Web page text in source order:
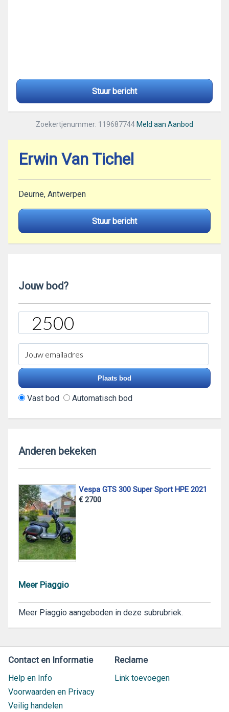
Stuur bericht
Zoekertjenummer: 119687744 Meld aan Aanbod
Erwin Van Tichel
Deurne, Antwerpen
Stuur bericht
Jouw bod?
Vast bod Automatisch bod
Anderen bekeken
Vespa GTS 300 Super Sport HPE 2021
€ 2700
Meer Piaggio
Meer Piaggio aangeboden in deze subrubriek.
Contact en Informatie
Help en Info
Voorwaarden en Privacy
Veilig handelen
Reclame
Link toevoegen